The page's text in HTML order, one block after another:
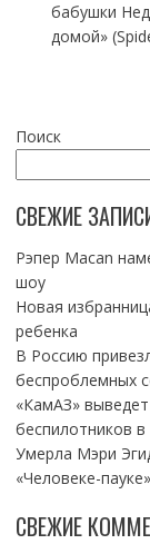
бабушки
домой»
Поиск
СВЕЖИЕ
Рэпер Macan
шоу
Новая
ребенка
В Россию
беспроблемных
«КамАЗ»
беспилотников в
Умерла Мэри
«Человеке-пауке»
СВЕЖИЕ